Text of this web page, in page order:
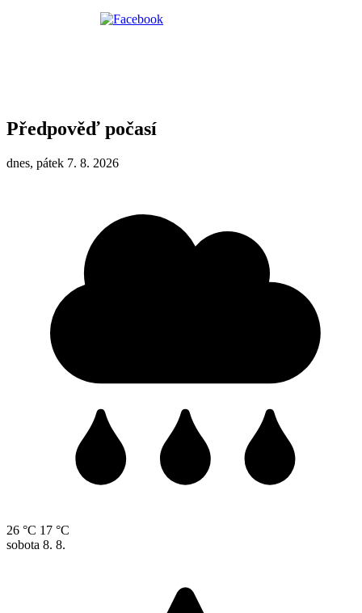
Předpověď počasí
dnes, pátek 7. 8. 2026
26 °C 17 °C
sobota 8. 8.